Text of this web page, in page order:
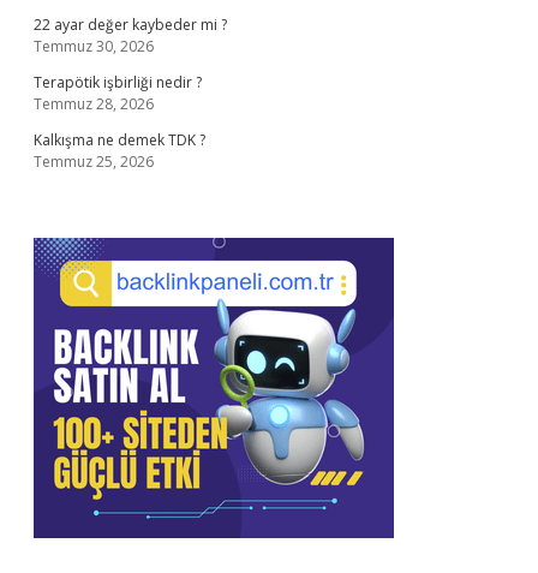
22 ayar değer kaybeder mi ?
Temmuz 30, 2026
Terapötik işbirliği nedir ?
Temmuz 28, 2026
Kalkışma ne demek TDK ?
Temmuz 25, 2026